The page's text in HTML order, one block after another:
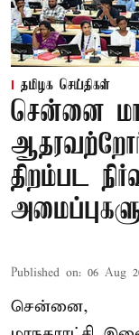
தமிழக செய்திகள்
சென்னை
திறம்பட
Published on: 06 Aug
சென்னை,